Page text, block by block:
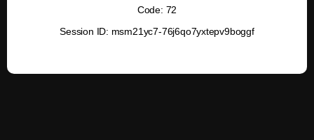
Code: 72
Session ID: msm21yc7-76j6qo7yxtepv9boggf